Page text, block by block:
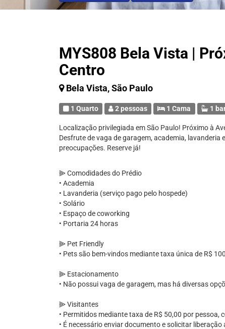
MYS808 Bela Vista |
Centro
Bela Vista, São Paulo
1 Quarto 2 pessoas 1 Cama 1
Localização privilegiada em São Paulo! Próximo à
Desfrute de vaga de garagem, academia,
preocupações. Reserve já!
⫸ Comodidades do Prédio
• Academia
• Lavanderia (serviço pago pelo hospede)
• Solário
• Espaço de coworking
• Portaria 24 horas
⫸ Pet Friendly
• Pets são bem-vindos mediante taxa única de R$
⫸ Estacionamento
• Não possui vaga de garagem, mas há diversas
⫸ Visitantes
• Permitidos mediante taxa de R$ 50,00 por pessoa,
• É necessário enviar documento e solicitar